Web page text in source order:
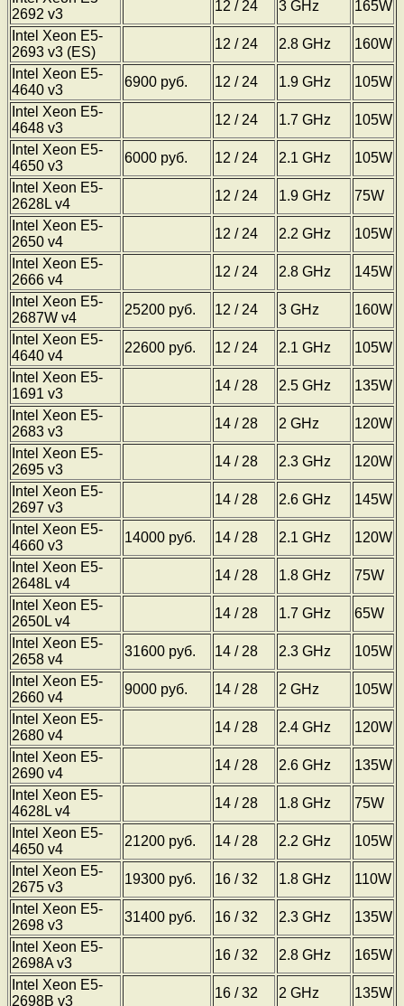
2692 v3
12 / 24 3 GHz
165W
Intel Xeon E5-
2693 v3 (ES)
12 / 24 2.8 GHz
160W
Intel Xeon E5-
4640 v3
6900 руб. 12 / 24 1.9 GHz
105W
Intel Xeon E5-
4648 v3
12 / 24 1.7 GHz
105W
Intel Xeon E5-
4650 v3
6000 руб. 12 / 24 2.1 GHz
105W
Intel Xeon E5-
2628L v4
12 / 24 1.9 GHz
75W
Intel Xeon E5-
2650 v4
12 / 24 2.2 GHz
105W
Intel Xeon E5-
2666 v4
12 / 24 2.8 GHz
145W
Intel Xeon E5-
2687W v4
25200 руб. 12 / 24 3 GHz
160W
Intel Xeon E5-
4640 v4
22600 руб. 12 / 24 2.1 GHz
105W
Intel Xeon E5-
1691 v3
14 / 28 2.5 GHz
135W
Intel Xeon E5-
2683 v3
14 / 28 2 GHz
120W
Intel Xeon E5-
2695 v3
14 / 28 2.3 GHz
120W
Intel Xeon E5-
2697 v3
14 / 28 2.6 GHz
145W
Intel Xeon E5-
4660 v3
14000 руб. 14 / 28 2.1 GHz
120W
Intel Xeon E5-
2648L v4
14 / 28 1.8 GHz
75W
Intel Xeon E5-
2650L v4
14 / 28 1.7 GHz
65W
Intel Xeon E5-
2658 v4
31600 руб. 14 / 28 2.3 GHz
105W
Intel Xeon E5-
2660 v4
9000 руб. 14 / 28 2 GHz
105W
Intel Xeon E5-
2680 v4
14 / 28 2.4 GHz
120W
Intel Xeon E5-
2690 v4
14 / 28 2.6 GHz
135W
Intel Xeon E5-
4628L v4
14 / 28 1.8 GHz
75W
Intel Xeon E5-
4650 v4
21200 руб. 14 / 28 2.2 GHz
105W
Intel Xeon E5-
2675 v3
19300 руб. 16 / 32 1.8 GHz
110W
Intel Xeon E5-
2698 v3
31400 руб. 16 / 32 2.3 GHz
135W
Intel Xeon E5-
2698A v3
16 / 32 2.8 GHz
165W
Intel Xeon E5-
2698B v3
16 / 32 2 GHz 135W